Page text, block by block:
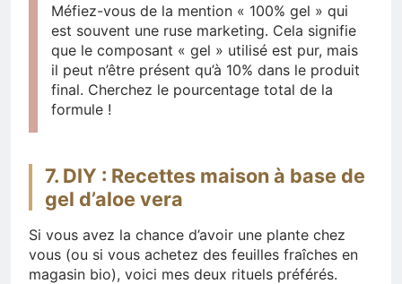
Méfiez-vous de la mention « 100% gel » qui
est souvent une ruse marketing. Cela signifie
que le composant « gel » utilisé est pur, mais
il peut n’être présent qu’à 10% dans le produit
final. Cherchez le pourcentage total de la
formule !
7. DIY : Recettes maison à base de
gel d’aloe vera
Si vous avez la chance d’avoir une plante chez
vous (ou si vous achetez des feuilles fraîches en
magasin bio), voici mes deux rituels préférés.